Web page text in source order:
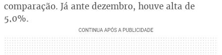
comparação. Já ante dezembro, houve alta de
5,0%.